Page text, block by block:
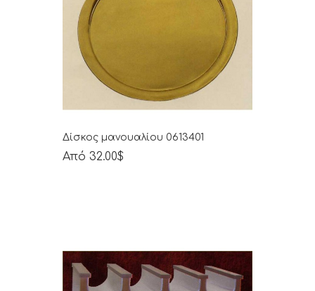
Δίσκος μανουαλίου 0613401
Από 32.00$